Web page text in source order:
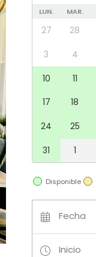
LUN. MAR.
27 28
3
4
10
11
17
18
24
25
31
1
Disponible
Fecha
Inicio